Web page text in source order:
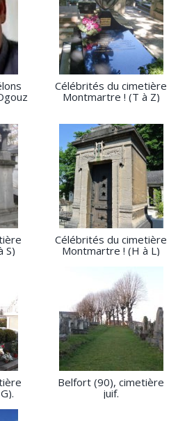
Célébrités du cimetière
Montmartre ! (T à Z)
S)
Célébrités du cimetière
Montmartre ! (H à L)
Belfort (90), cimetière
juif.